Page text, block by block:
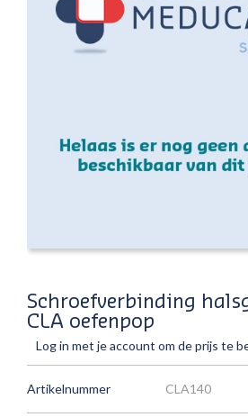
Schroefverbinding
CLA oefenpop
Log in met je account om de prijs te
Artikelnummer CLA140